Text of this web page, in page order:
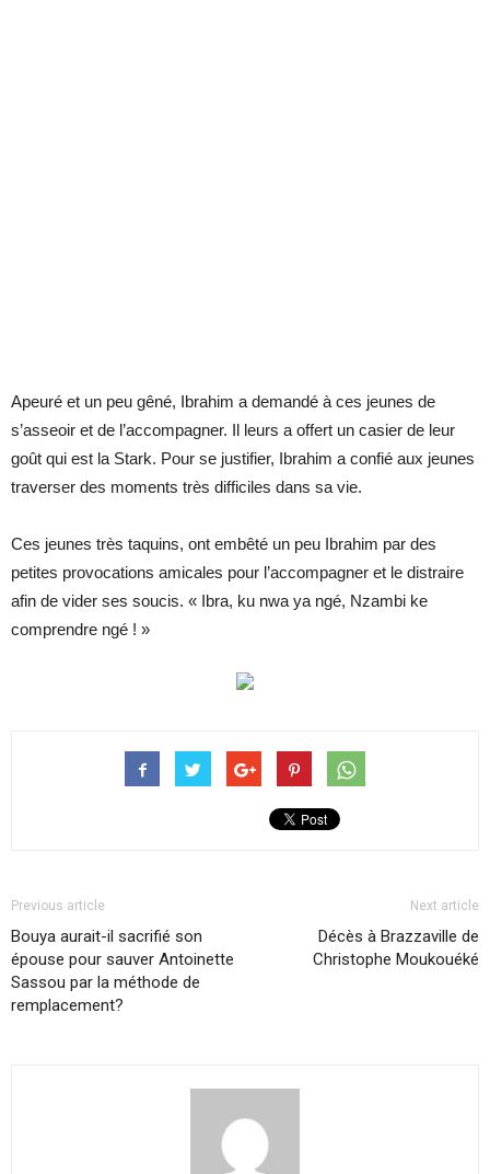
Apeuré et un peu gêné, Ibrahim a demandé à ces jeunes de
s’asseoir et de l’accompagner. Il leurs a offert un casier de leur
goût qui est la Stark. Pour se justifier, Ibrahim a confié aux jeunes
traverser des moments très difficiles dans sa vie.
Ces jeunes très taquins, ont embêté un peu Ibrahim par des
petites provocations amicales pour l’accompagner et le distraire
afin de vider ses soucis. « Ibra, ku nwa ya ngé, Nzambi ke
comprendre ngé ! »
Previous article
Bouya aurait-il sacrifié son
épouse pour sauver Antoinette
Sassou par la méthode de
remplacement?
Next article
Décès à Brazzaville de
Christophe Moukouéké